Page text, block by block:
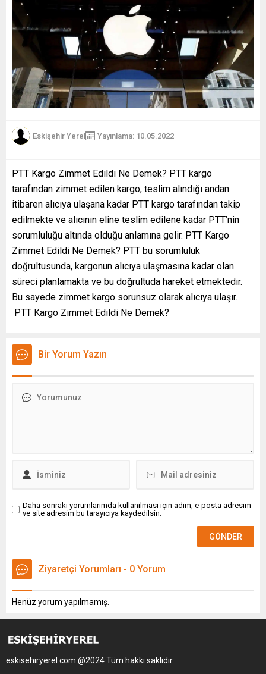
Eskişehir Yerel Yayınlama: 10.05.2022
PTT Kargo Zimmet Edildi Ne Demek? PTT kargo
tarafından zimmet edilen kargo, teslim alındığı andan
itibaren alıcıya ulaşana kadar PTT kargo tarafından takip
edilmekte ve alıcının eline teslim edilene kadar PTT’nin
sorumluluğu altında olduğu anlamına gelir. PTT Kargo
Zimmet Edildi Ne Demek? PTT bu sorumluluk
doğrultusunda, kargonun alıcıya ulaşmasına kadar olan
süreci planlamakta ve bu doğrultuda hareket etmektedir.
Bu sayede zimmet kargo sorunsuz olarak alıcıya ulaşır.
PTT Kargo Zimmet Edildi Ne Demek?
Bir Yorum Yazın
Daha sonraki yorumlarımda kullanılması için adım, e-posta adresim
ve site adresim bu tarayıcıya kaydedilsin.
Ziyaretçi Yorumları - 0 Yorum
Henüz yorum yapılmamış.
eskisehiryerel.com @2024 Tüm hakkı saklıdır.